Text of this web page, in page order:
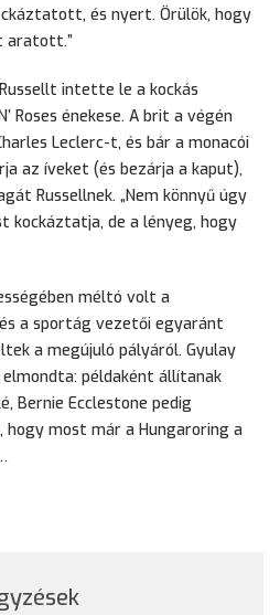
és nyert. Örülök, hogy
aratott.”
intette le a kockás
Roses énekese. A brit a végén
Leclerc-t, és bár a monacói
az íveket (és bezárja a kaput),
Russellnek. „Nem könnyű úgy
kockáztatja, de a lényeg, hogy
méltó volt a
a sportág vezetői egyaránt
a megújuló pályáról. Gyulay
példaként állítanak
Bernie Ecclestone pedig
most már a Hungaroring a